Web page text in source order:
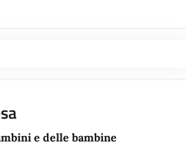
e delle bambine